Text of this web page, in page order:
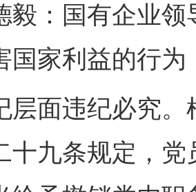
国有企业领
国家利益的行
违纪必究。
十九条规定，